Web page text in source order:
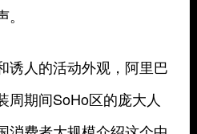
诱人的活动外观，阿里巴
周期间SoHo区的庞大人